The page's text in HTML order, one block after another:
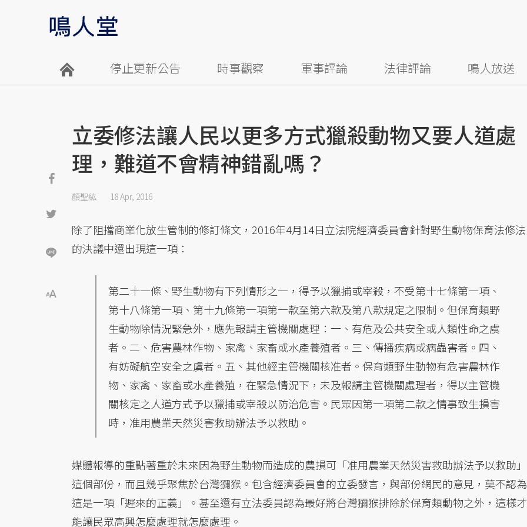
停止更新公告 時事觀察 軍事評論 法律評論 鳴人放送
立委修法讓人民以更多方式獵殺動物又要人道處
理，難道不會精神錯亂嗎？
顏聖紘 18 Apr, 2016
除了阻擋商業化放生管制的修訂條文，2016年4月14日立法院經濟委員會針對野生動物保育法修法
的決議中還出現這一項：
第二十一條、野生動物有下列情形之一，得予以獵捕或宰殺，不受第十七條第一項、
第十八條第一項、第十九條第一項第一款至第六款及第八款規定之限制。但保育類野
生動物除情況緊急外，應先報請主管機關處理：一、有危及公共安全或人類性命之虞
者。二、危害農林作物、家禽、家畜或水產養殖者。三、傳播疾病或病蟲害者。四、
有妨礙航空安全之虞者。五、其他經主管機關核准者。保育類野生動物有危害農林作
物、家禽、家畜或水產養殖，在緊急情況下，未及報請主管機關處理者，得以主管機
關核定之人道方式予以獵捕或宰殺以防治危害。民眾因第一項第二款之情事致生損害
時，准用農業天然災害救助辦法予以救助。
媒體報導的重點著重於未來因為野生動物而造成的農損可「准用農業天然災害救助辦法予以救助」
這個部份，而且幾乎聚焦於台灣獼猴。包含經濟委員會的立委發言，與部份網民的意見，莫不認為
這是一項「遲來的正義」。甚至還有立法委員認為最好將台灣獼猴排除於保育類動物之外，這樣才
能讓民眾高興怎麼處理就怎麼處理。